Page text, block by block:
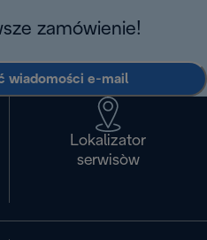
zamówienie!
wiadomości e-mail
Lokalizator
serwisòw